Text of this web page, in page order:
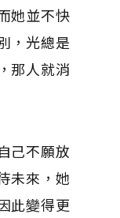
她並不快
，光總是
那人就消
己不願放
未來，她
此變得更